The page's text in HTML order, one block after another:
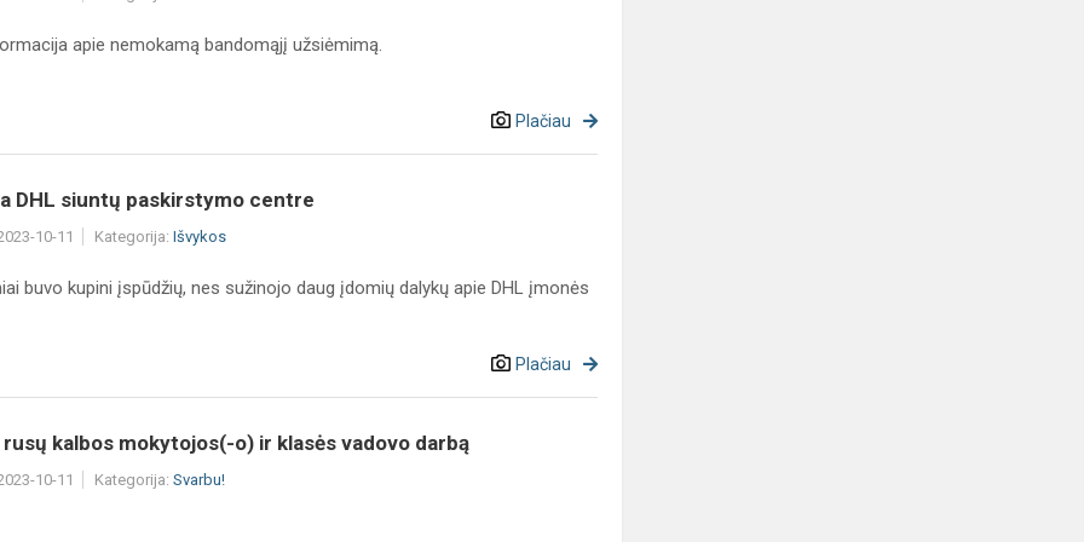
apie nemokamą bandomąjį užsiėmimą.
Plačiau
DHL siuntų paskirstymo centre
10-11 Kategorija: Išvykos
buvo kupini įspūdžių, nes sužinojo daug įdomių dalykų apie DHL įmonės
Plačiau
kalbos mokytojos(-o) ir klasės vadovo darbą
10-11 Kategorija: Svarbu!